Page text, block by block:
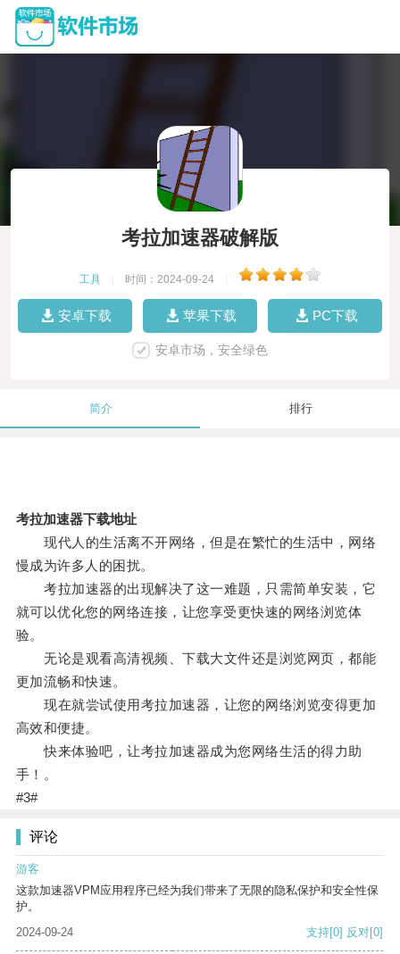
考拉加速器破解版
工具 时间：2024-09-24
安卓下载 苹果下载 PC下载
安卓市场，安全绿色
简介 排行
考拉加速器下载地址
现代人的生活离不开网络，但是在繁忙的生活中，网络
慢成为许多人的困扰。
考拉加速器的出现解决了这一难题，只需简单安装，它
就可以优化您的网络连接，让您享受更快速的网络浏览体
验。
无论是观看高清视频、下载大文件还是浏览网页，都能
更加流畅和快速。
现在就尝试使用考拉加速器，让您的网络浏览变得更加
高效和便捷。
快来体验吧，让考拉加速器成为您网络生活的得力助
手！。
#3#
评论
游客
这款加速器VPM应用程序已经为我们带来了无限的隐私保护和安全性保
护。
2024-09-24
支持[0] 反对[0]